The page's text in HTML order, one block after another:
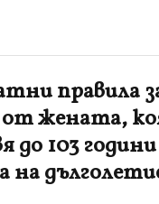
правила
от жената,
до 103
на